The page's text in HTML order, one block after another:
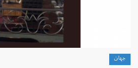
جهان